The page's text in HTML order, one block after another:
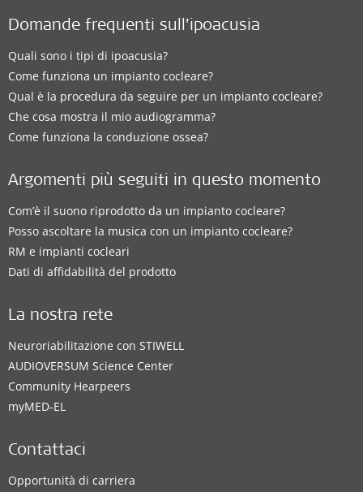
Domande frequenti sull’ipoacusia
Quali sono i tipi di ipoacusia?
Come funziona un impianto cocleare?
Qual è la procedura da seguire per un impianto cocleare?
Che cosa mostra il mio audiogramma?
Come funziona la conduzione ossea?
Argomenti più seguiti in questo momento
Com’è il suono riprodotto da un impianto cocleare?
Posso ascoltare la musica con un impianto cocleare?
RM e impianti cocleari
Dati di affidabilità del prodotto
La nostra rete
Neuroriabilitazione con STIWELL
AUDIOVERSUM Science Center
Community Hearpeers
myMED‑EL
Contattaci
Opportunità di carriera